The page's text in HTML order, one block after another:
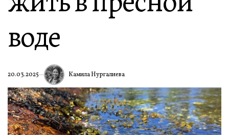
воде
20.03.2025 Камила Нургалиева